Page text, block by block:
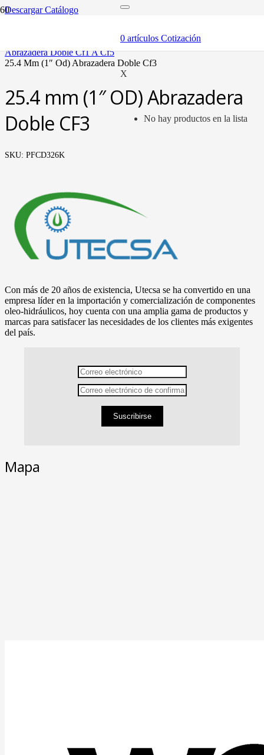
0 artículos Cotización
X
No hay productos en la lista
Descargar Catálogo
abrazaderas (soportes y bandas)
abrazadera doble cf1 a cf5
25.4 mm (1″ od) abrazadera doble cf3
25.4 mm (1″ OD) Abrazadera
Doble CF3
SKU: PFCD326K
Con más de 20 años de existencia, Utecsa se ha convertido en una
empresa líder en la importación y comercialización de componentes
oleo-hidráulicos, hoy cuenta con una amplia gama de productos y
marcas para satisfacer las necesidades de los clientes más exigentes
del país.
Suscribirse
Mapa